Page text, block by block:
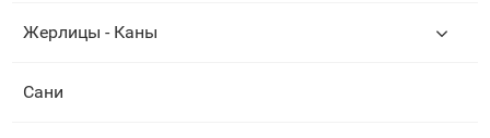
Жерлицы - Каны
Сани